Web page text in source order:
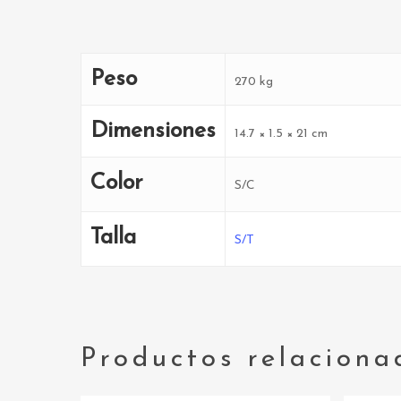
Peso 270 kg
Dimensiones 14.7 × 1.5 × 21 cm
Color S/C
Talla S/T
Productos